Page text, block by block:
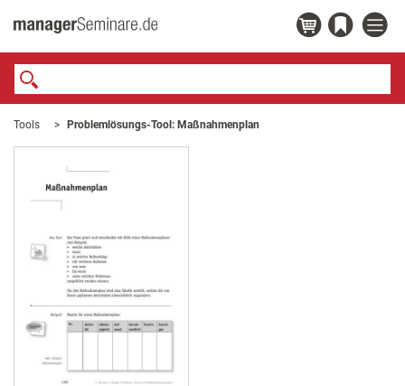
Tools Problemlösungs-Tool: Maßnahmenplan